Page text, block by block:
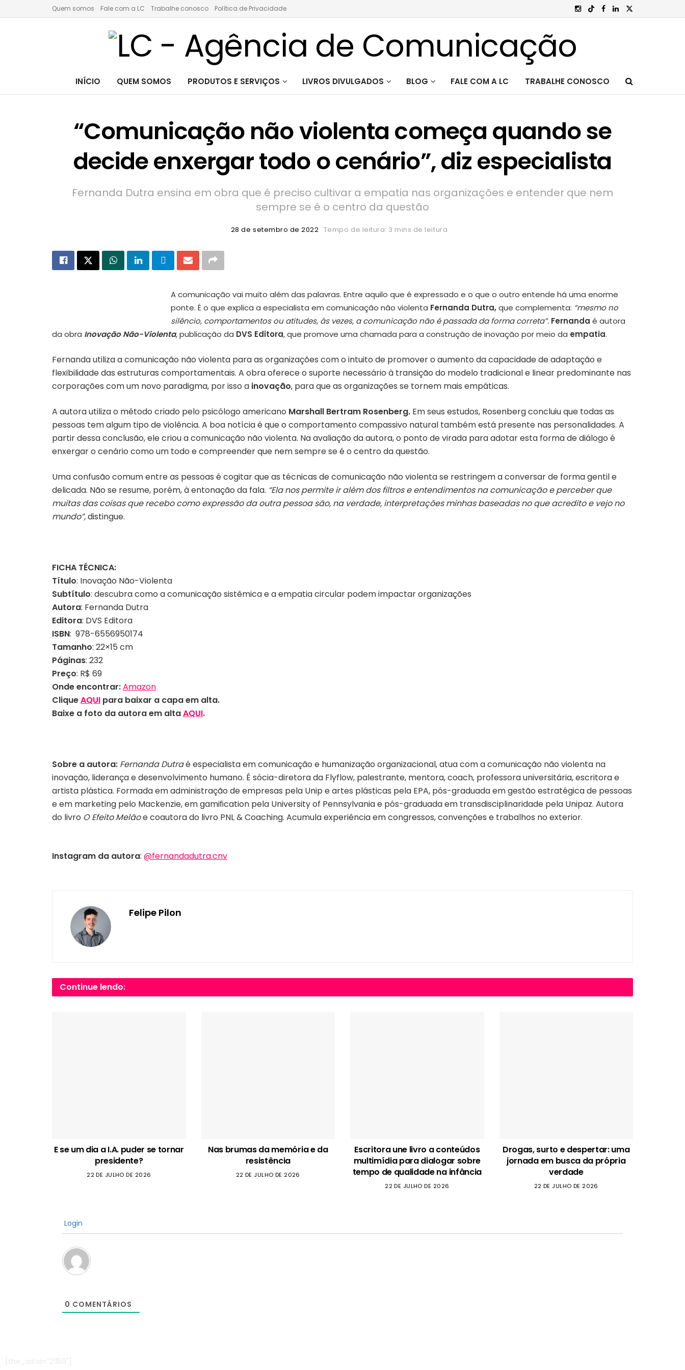
Quem somos Fale com a LC Trabalhe conosco Política de Privacidade
INÍCIO QUEM SOMOS PRODUTOS E SERVIÇOS LIVROS DIVULGADOS BLOG FALE COM A LC TRABALHE CONOSCO
“Comunicação não violenta começa quando se
decide enxergar todo o cenário”, diz especialista
Fernanda Dutra ensina em obra que é preciso cultivar a empatia nas organizações e entender que nem
sempre se é o centro da questão
28 de setembro de 2022 Tempo de leitura: 3 mins de leitura
A comunicação vai muito além das palavras. Entre aquilo que é expressado e o que o outro entende há uma enorme
ponte. É o que explica a especialista em comunicação não violenta Fernanda Dutra,que complementa: “mesmo no
silêncio, comportamentos ou atitudes, às vezes, a comunicação não é passada da forma correta”. Fernanda é autora
da obra Inovação Não-Violenta, publicação da DVS Editora, que promove uma chamada para a construção de inovação por meio da empatia.
Fernanda utiliza a comunicação não violenta para as organizações com o intuito de promover o aumento da capacidade de adaptação e
flexibilidade das estruturas comportamentais. A obra oferece o suporte necessário à transição do modelo tradicional e linear predominante nas
corporações com um novo paradigma, por isso a inovação, para que as organizações se tornem mais empáticas.
A autora utiliza o método criado pelo psicólogo americano Marshall Bertram Rosenberg. Em seus estudos, Rosenberg concluiu que todas as
pessoas tem algum tipo de violência. A boa notícia é que o comportamento compassivo natural também está presente nas personalidades. A
partir dessa conclusão, ele criou a comunicação não violenta. Na avaliação da autora, o ponto de virada para adotar esta forma de diálogo é
enxergar o cenário como um todo e compreender que nem sempre se é o centro da questão.
Uma confusão comum entre as pessoas é cogitar que as técnicas de comunicação não violenta se restringem a conversar de forma gentil e
delicada. Não se resume, porém, à entonação da fala. “Ela nos permite ir além dos filtros e entendimentos na comunicação e perceber que
muitas das coisas que recebo como expressão da outra pessoa são, na verdade, interpretações minhas baseadas no que acredito e vejo no
mundo”,distingue.
FICHA TÉCNICA:
Título: Inovação Não-Violenta
Subtítulo: descubra como a comunicação sistêmica e a empatia circular podem impactar organizações
Autora: Fernanda Dutra
Editora: DVS Editora
ISBN: ‎ 978-6556950174
Tamanho: 22×15 cm
Páginas: 232
Preço: R$ 69
Onde encontrar:Amazon
CliqueAQUI para baixar a capa em alta.
Baixe a foto da autora em altaAQUI.
Sobre a autora: Fernanda Dutraé especialista em comunicação e humanização organizacional, atua com a comunicação não violenta na
inovação, liderança e desenvolvimento humano. É sócia-diretora da Flyflow, palestrante, mentora, coach, professora universitária, escritora e
artista plástica. Formada em administração de empresas pela Unip e artes plásticas pela EPA, pós-graduada em gestão estratégica de pessoas
e em marketing pelo Mackenzie, em gamiﬁcation pela University of Pennsylvania e pós-graduada em transdisciplinaridade pela Unipaz. Autora
do livro O Efeito Melãoe coautora do livro PNL & Coaching. Acumula experiência em congressos, convenções e trabalhos no exterior.
Instagram da autora: @fernandadutra.cnv
Felipe Pilon
Continue lendo:
E se um dia a I.A. puder se tornar
presidente?
22 DE JULHO DE 2026
Nas brumas da memória e da
resistência
22 DE JULHO DE 2026
Escritora une livro a conteúdos
multimídia para dialogar sobre
tempo de qualidade na infância
22 DE JULHO DE 2026
Drogas, surto e despertar: uma
jornada em busca da própria
verdade
22 DE JULHO DE 2026
Login
0 COMENTÁRIOS